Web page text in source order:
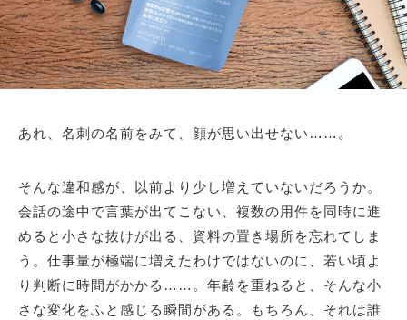
あれ、名刺の名前をみて、顔が思い出せない……。
そんな違和感が、以前より少し増えていないだろうか。
会話の途中で言葉が出てこない、複数の用件を同時に進
めると小さな抜けが出る、資料の置き場所を忘れてしま
う。仕事量が極端に増えたわけではないのに、若い頃よ
り判断に時間がかかる……。年齢を重ねると、そんな小
さな変化をふと感じる瞬間がある。もちろん、それは誰